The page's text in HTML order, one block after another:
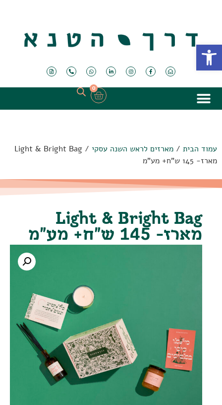
פתח סרגל נגישות
0
עמוד הבית / מארזים לראש השנה עסקי
/ Light & Bright Bag
מארז- 145 ש"ח+ מע"מ
Light & Bright Bag
מארז- 145 ש"ח+ מע"מ